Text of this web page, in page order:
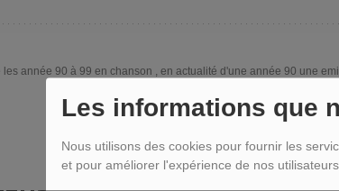
Les informations que
Nous utilisons des cookies pour fournir les
et pour améliorer l'expérience de nos
les année 90 à 99 en chanson , en actualité d'une année 90 une